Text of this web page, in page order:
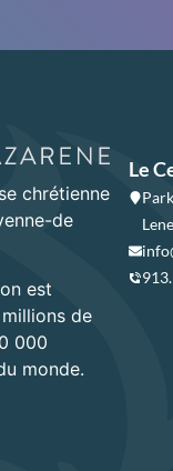
chrétienne
de
est
de
000
monde.
Le